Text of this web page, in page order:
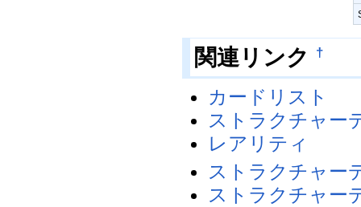
関連リンク †
カードリスト
ストラクチャー
レアリティ
ストラクチャー
ストラクチャー